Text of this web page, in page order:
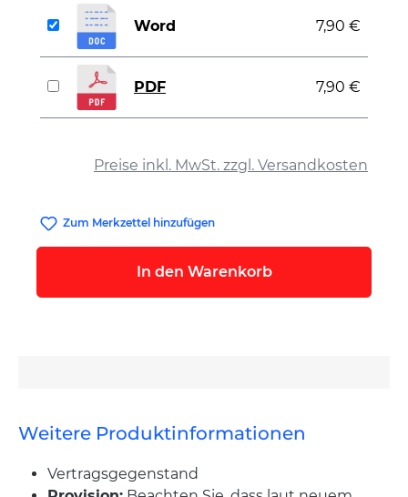
Preise inkl. MwSt. zzgl. Versandkosten
Word 7,90 €
PDF 7,90 €
Zum Merkzettel hinzufügen
In den Warenkorb
Weitere Produktinformationen
Vertragsgegenstand